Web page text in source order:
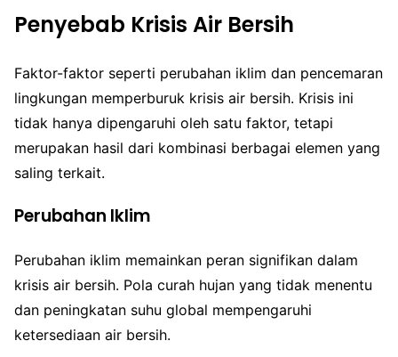
Penyebab Krisis Air Bersih
Faktor-faktor seperti perubahan iklim dan pencemaran
lingkungan memperburuk krisis air bersih. Krisis ini
tidak hanya dipengaruhi oleh satu faktor, tetapi
merupakan hasil dari kombinasi berbagai elemen yang
saling terkait.
Perubahan Iklim
Perubahan iklim memainkan peran signifikan dalam
krisis air bersih. Pola curah hujan yang tidak menentu
dan peningkatan suhu global mempengaruhi
ketersediaan air bersih.